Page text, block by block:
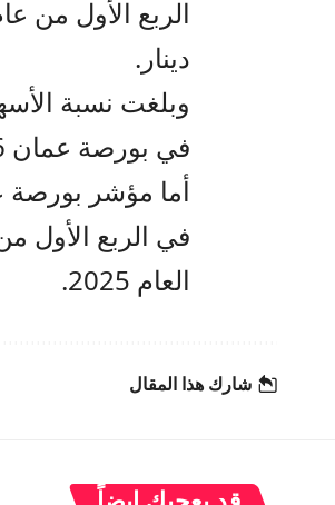
دينار.
وبلغت نسبة
في بورصة عمان 92.6% في الربع الأول من العام 2026.
العام 2025.
شارك هذا المقال